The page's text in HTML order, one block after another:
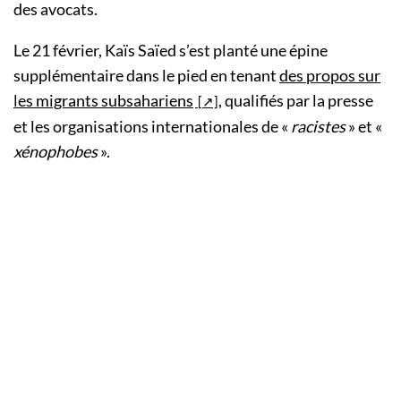
des avocats.
Le 21 février, Kaïs Saïed s’est planté une épine
supplémentaire dans le pied en tenantdes propos sur
les migrants subsahariens
, qualifiés par la presse
et les organisations internationales de « racistes» et «
xénophobes».